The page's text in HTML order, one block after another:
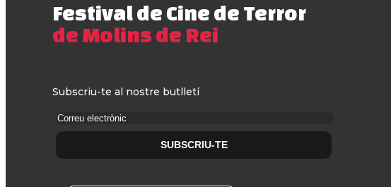
Festival de Cine de Terror
de Molins de Rei
Subscriu-te al nostre butlletí